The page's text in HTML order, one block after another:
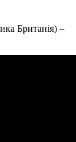
Британія) –